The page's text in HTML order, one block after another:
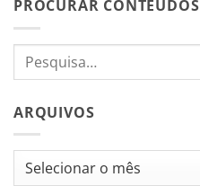
PROCURAR CONTEÚDOS
ARQUIVOS
Arquivos